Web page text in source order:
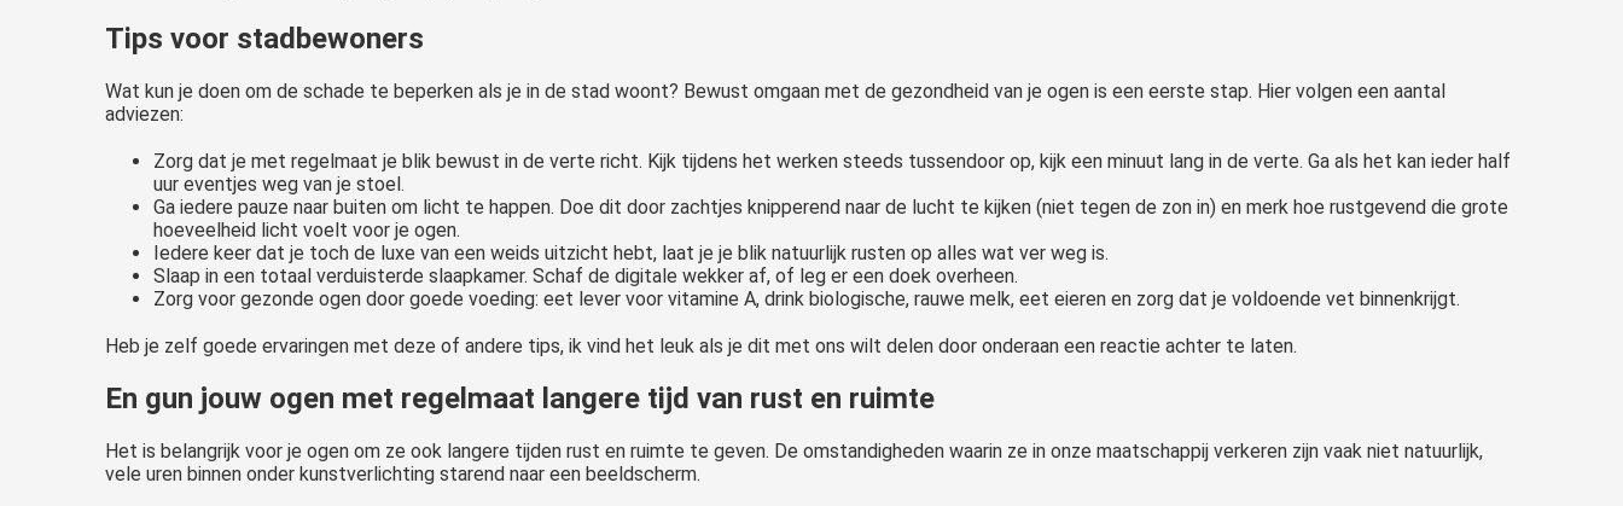
Tips voor stadbewoners
Wat kun je doen om de schade te beperken als je in de stad woont? Bewust omgaan met de gezondheid van je ogen is een eerste stap. Hier volgen een aantal
adviezen:
Zorg dat je met regelmaat je blik bewust in de verte richt. Kijk tijdens het werken steeds tussendoor op, kijk een minuut lang in de verte. Ga als het kan ieder half
uur eventjes weg van je stoel.
Ga iedere pauze naar buiten om licht te happen. Doe dit door zachtjes knipperend naar de lucht te kijken (niet tegen de zon in) en merk hoe rustgevend die grote
hoeveelheid licht voelt voor je ogen.
Iedere keer dat je toch de luxe van een weids uitzicht hebt, laat je je blik natuurlijk rusten op alles wat ver weg is.
Slaap in een totaal verduisterde slaapkamer. Schaf de digitale wekker af, of leg er een doek overheen.
Zorg voor gezonde ogen door goede voeding: eet lever voor vitamine A, drink biologische, rauwe melk, eet eieren en zorg dat je voldoende vet binnenkrijgt.
Heb je zelf goede ervaringen met deze of andere tips, ik vind het leuk als je dit met ons wilt delen door onderaan een reactie achter te laten.
En gun jouw ogen met regelmaat langere tijd van rust en ruimte
Het is belangrijk voor je ogen om ze ook langere tijden rust en ruimte te geven. De omstandigheden waarin ze in onze maatschappij verkeren zijn vaak niet natuurlijk,
vele uren binnen onder kunstverlichting starend naar een beeldscherm.